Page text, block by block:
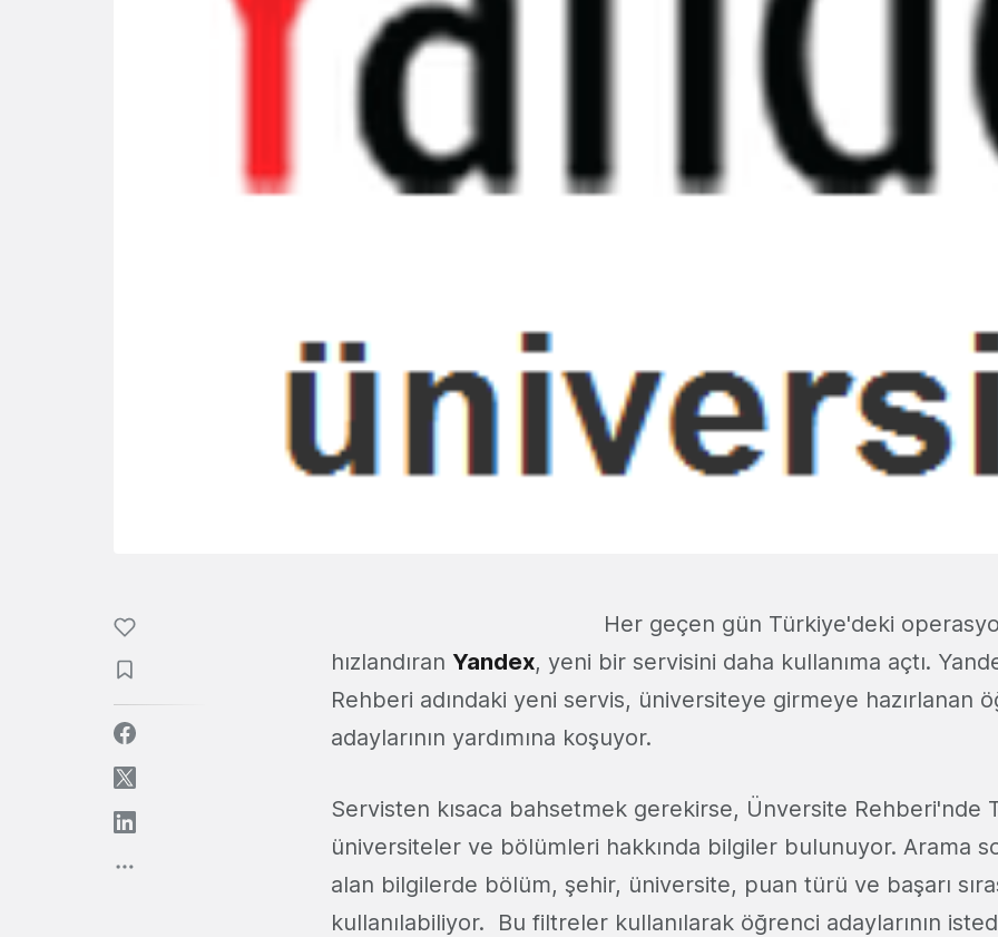
Her geçen gün Türkiye'deki
hızlandıran Yandex, yeni bir servisini daha kullanıma açtı.
Rehberi adındaki yeni servis, üniversiteye girmeye hazırlanan
adaylarının yardımına koşuyor.
Servisten kısaca bahsetmek gerekirse, Ünversite Rehberi'nde
üniversiteler ve bölümleri hakkında bilgiler bulunuyor. Arama
alan bilgilerde bölüm, şehir, üniversite, puan türü ve başarı
kullanılabiliyor. Bu filtreler kullanılarak öğrenci adaylarının